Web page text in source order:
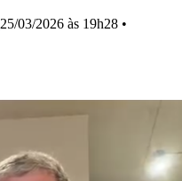
25/03/2026 às 19h28 •